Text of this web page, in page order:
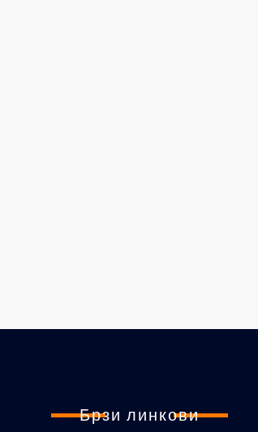
Брзи линкови